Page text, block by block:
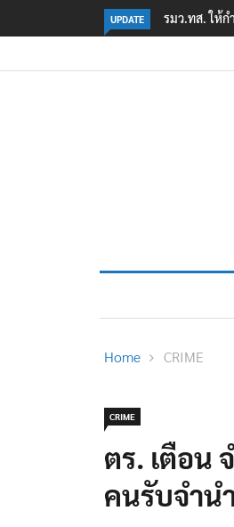
UPDATE ‘ภาคประชาสั
Home CRIME
CRIME
ตร. เตือน
คนรับจำนำ